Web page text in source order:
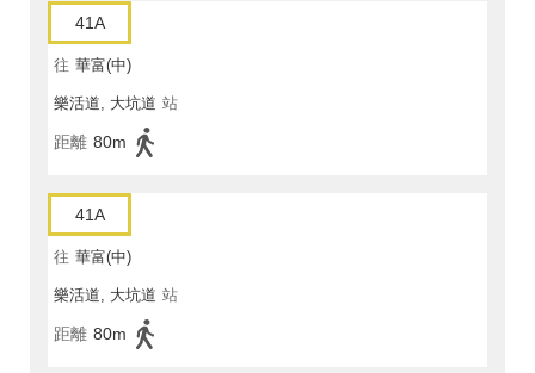
41A
往 華富(中)
樂活道, 大坑道 站
距離 80m
41A
往 華富(中)
樂活道, 大坑道 站
距離 80m